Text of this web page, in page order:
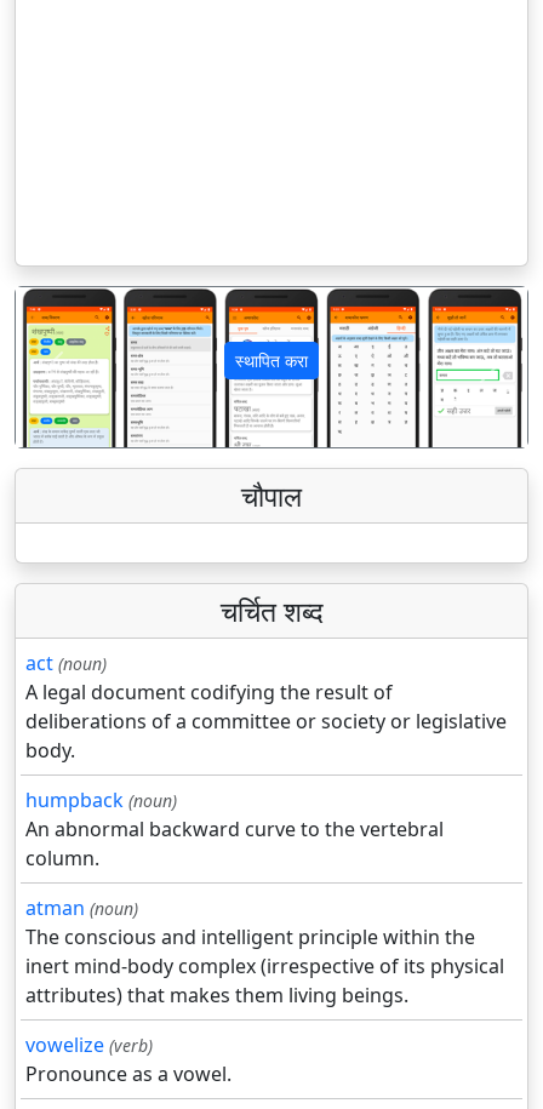
स्थापित करा
पिछला अगला
चौपाल
चर्चित शब्द
act (noun)
A legal document codifying the result of
deliberations of a committee or society or legislative
body.
humpback (noun)
An abnormal backward curve to the vertebral
column.
atman (noun)
The conscious and intelligent principle within the
inert mind-body complex (irrespective of its physical
attributes) that makes them living beings.
vowelize (verb)
Pronounce as a vowel.